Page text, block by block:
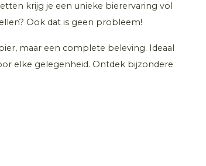
krijg je een unieke bierervaring vol
Ook dat is geen probleem!
maar een complete beleving. Ideaal
elke gelegenheid. Ontdek bijzondere